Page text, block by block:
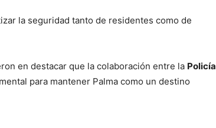
la seguridad tanto de residentes como de
en destacar que la colaboración entre la Policía
para mantener Palma como un destino